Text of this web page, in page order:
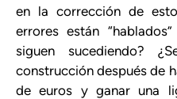
en la corrección de
errores están
siguen sucediendo?
construcción después de
de euros y ganar una